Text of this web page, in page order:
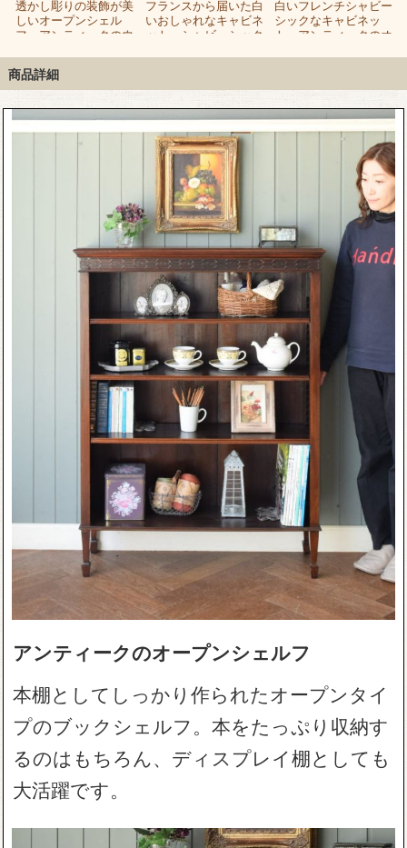
透かし彫りの装飾が美
しいオープンシェル
フ、アンティークのウ
フランスから届いた白
いおしゃれなキャビネ
ット、シャビーシック
ンシェルフ
白いフレンチシャビー
シックなキャビネッ
ト、アンティークのオ
商品詳細
アンティークのオープンシェルフ
本棚としてしっかり作られたオープンタイ
プのブックシェルフ。本をたっぷり収納す
るのはもちろん、ディスプレイ棚としても
大活躍です。